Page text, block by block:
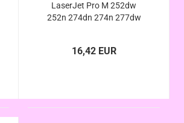
LaserJet Pro M 252dw
252n 274dn 274n 277dw
kompatibel
16,42 EUR